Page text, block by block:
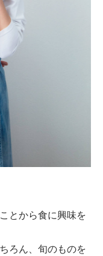
とから食に興味を
ろん、旬のものを